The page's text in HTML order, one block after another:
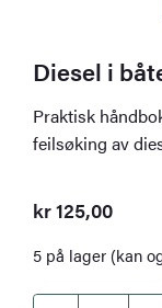
Diesel i
Praktisk
feilsøking av
kr125,00
5 på lager (kan